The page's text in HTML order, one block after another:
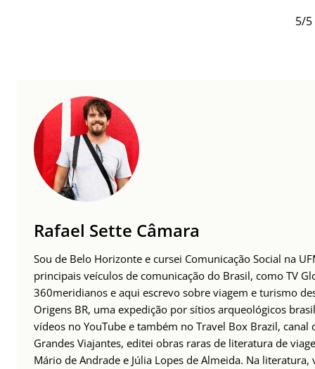
5/5
Rafael Sette Câmara
Sou de Belo Horizonte e cursei Comunicação Social na
principais veículos de comunicação do Brasil, como TV
360meridianos e aqui escrevo sobre viagem e turismo
Origens BR, uma expedição por sítios arqueológicos
vídeos no YouTube e também no Travel Box Brazil,
Grandes Viajantes, editei obras raras de literatura de
Mário de Andrade e Júlia Lopes de Almeida. Na